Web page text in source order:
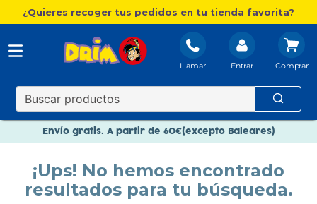
¿Quieres recoger tus pedidos en tu tienda favorita?
Llamar Entrar
Envío gratis. A partir de 60€(excepto Baleares)
Nuevo catálogo Aire Libre
Paga en 3 plazos sin intereses
¡Ups! No hemos encontrado
resultados para tu búsqueda.